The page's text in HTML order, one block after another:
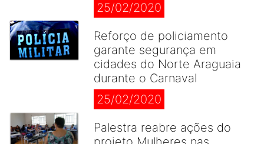
25/02/2020
Reforço de policiamento
garante segurança em
cidades do Norte Araguaia
durante o Carnaval
25/02/2020
Palestra reabre ações do